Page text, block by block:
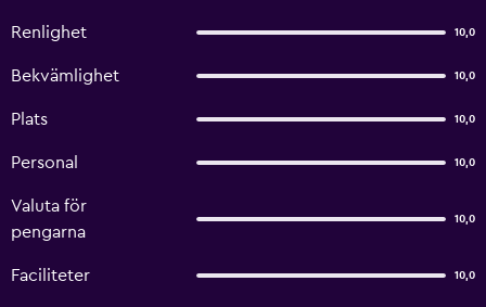
Renlighet 10,0
Bekvämlighet 10,0
Plats 10,0
Personal 10,0
Valuta för
pengarna
10,0
Faciliteter 10,0